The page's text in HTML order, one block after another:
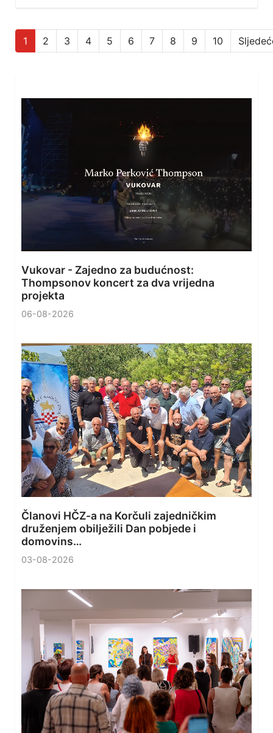
1 2 3 4 5 6 7 8 9 10
Vukovar - Zajedno za budućnost:
Thompsonov koncert za dva vrijedna
projekta
06-08-2026
Članovi HČZ-a na Korčuli zajedničkim
druženjem obilježili Dan pobjede i
domovins…
03-08-2026